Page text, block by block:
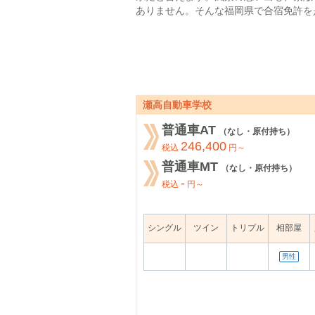
ありません。そんな福岡県で合宿免許
瀬高自動車学校
普通車AT
（なし・原付持ち）
税込 246,400 円～
普通車MT
（なし・原付持ち）
税込 - 円～
シングル ツイン トリプル 相部屋
男性